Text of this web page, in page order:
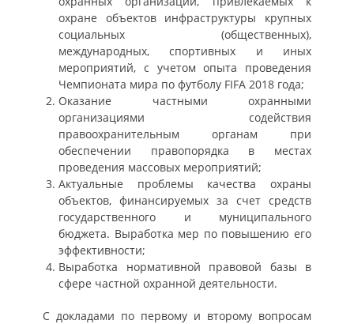
охране объектов инфраструктуры крупных
социальных (общественных),
международных, спортивных и иных
мероприятий, с учетом опыта проведения
Чемпионата мира по футболу FIFA 2018 года;
Оказание частными охранными
организациями содействия
правоохранительным органам при
обеспечении правопорядка в местах
проведения массовых мероприятий;
Актуальные проблемы качества охраны
объектов, финансируемых за счет средств
государственного и муниципального
бюджета. Выработка мер по повышению его
эффективности;
Выработка нормативной правовой базы в
сфере частной охранной деятельности.
С докладами по первому и второму вопросам